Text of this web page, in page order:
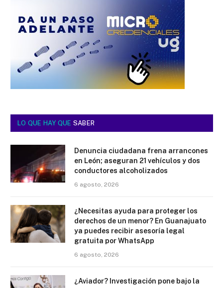
LO QUE HAY QUE SABER
Denuncia ciudadana frena arrancones
en León; aseguran 21 vehículos y dos
conductores alcoholizados
6 agosto, 2026
¿Necesitas ayuda para proteger los
derechos de un menor? En Guanajuato
ya puedes recibir asesoría legal
gratuita por WhatsApp
6 agosto, 2026
¿Aviador? Investigación pone bajo la